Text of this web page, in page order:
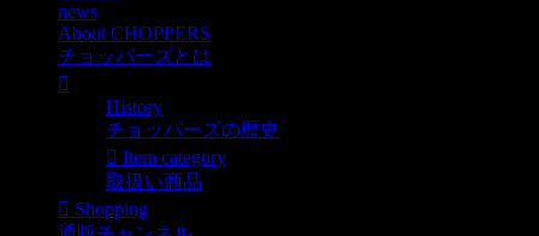
news
About CHOPPERS
チョッパーズとは
History
チョッパーズの歴史
Item category
取扱い商品
Shopping